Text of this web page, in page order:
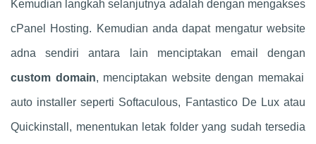
Kemudian langkah selanjutnya adalah dengan mengakses
cPanel Hosting. Kemudian anda dapat mengatur website
adna sendiri antara lain menciptakan email dengan
custom domain, menciptakan website dengan memakai
auto installer seperti Softaculous, Fantastico De Lux atau
Quickinstall, menentukan letak folder yang sudah tersedia